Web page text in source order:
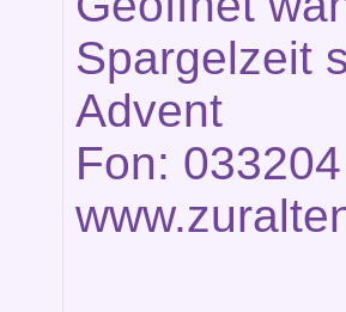
Spargelzeit
Advent
Fon: